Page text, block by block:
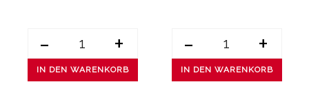
- +
IN DEN WARENKORB
- +
IN DEN WARENKORB